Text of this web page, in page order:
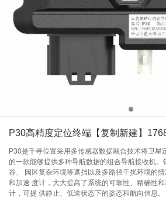
P30高精度定位终端【复制新建】
P30是千寻位置采用多传感器数据融合技术将卫星
的一款能够提供多种导航数据的组合导航接收机
谷、 园区复杂环境等遮挡以及多路径干扰环境的
和加速 度计，大大提高了系统的可靠性、精确性
计，可提 供静止、低速状态下的姿态和航向信息。